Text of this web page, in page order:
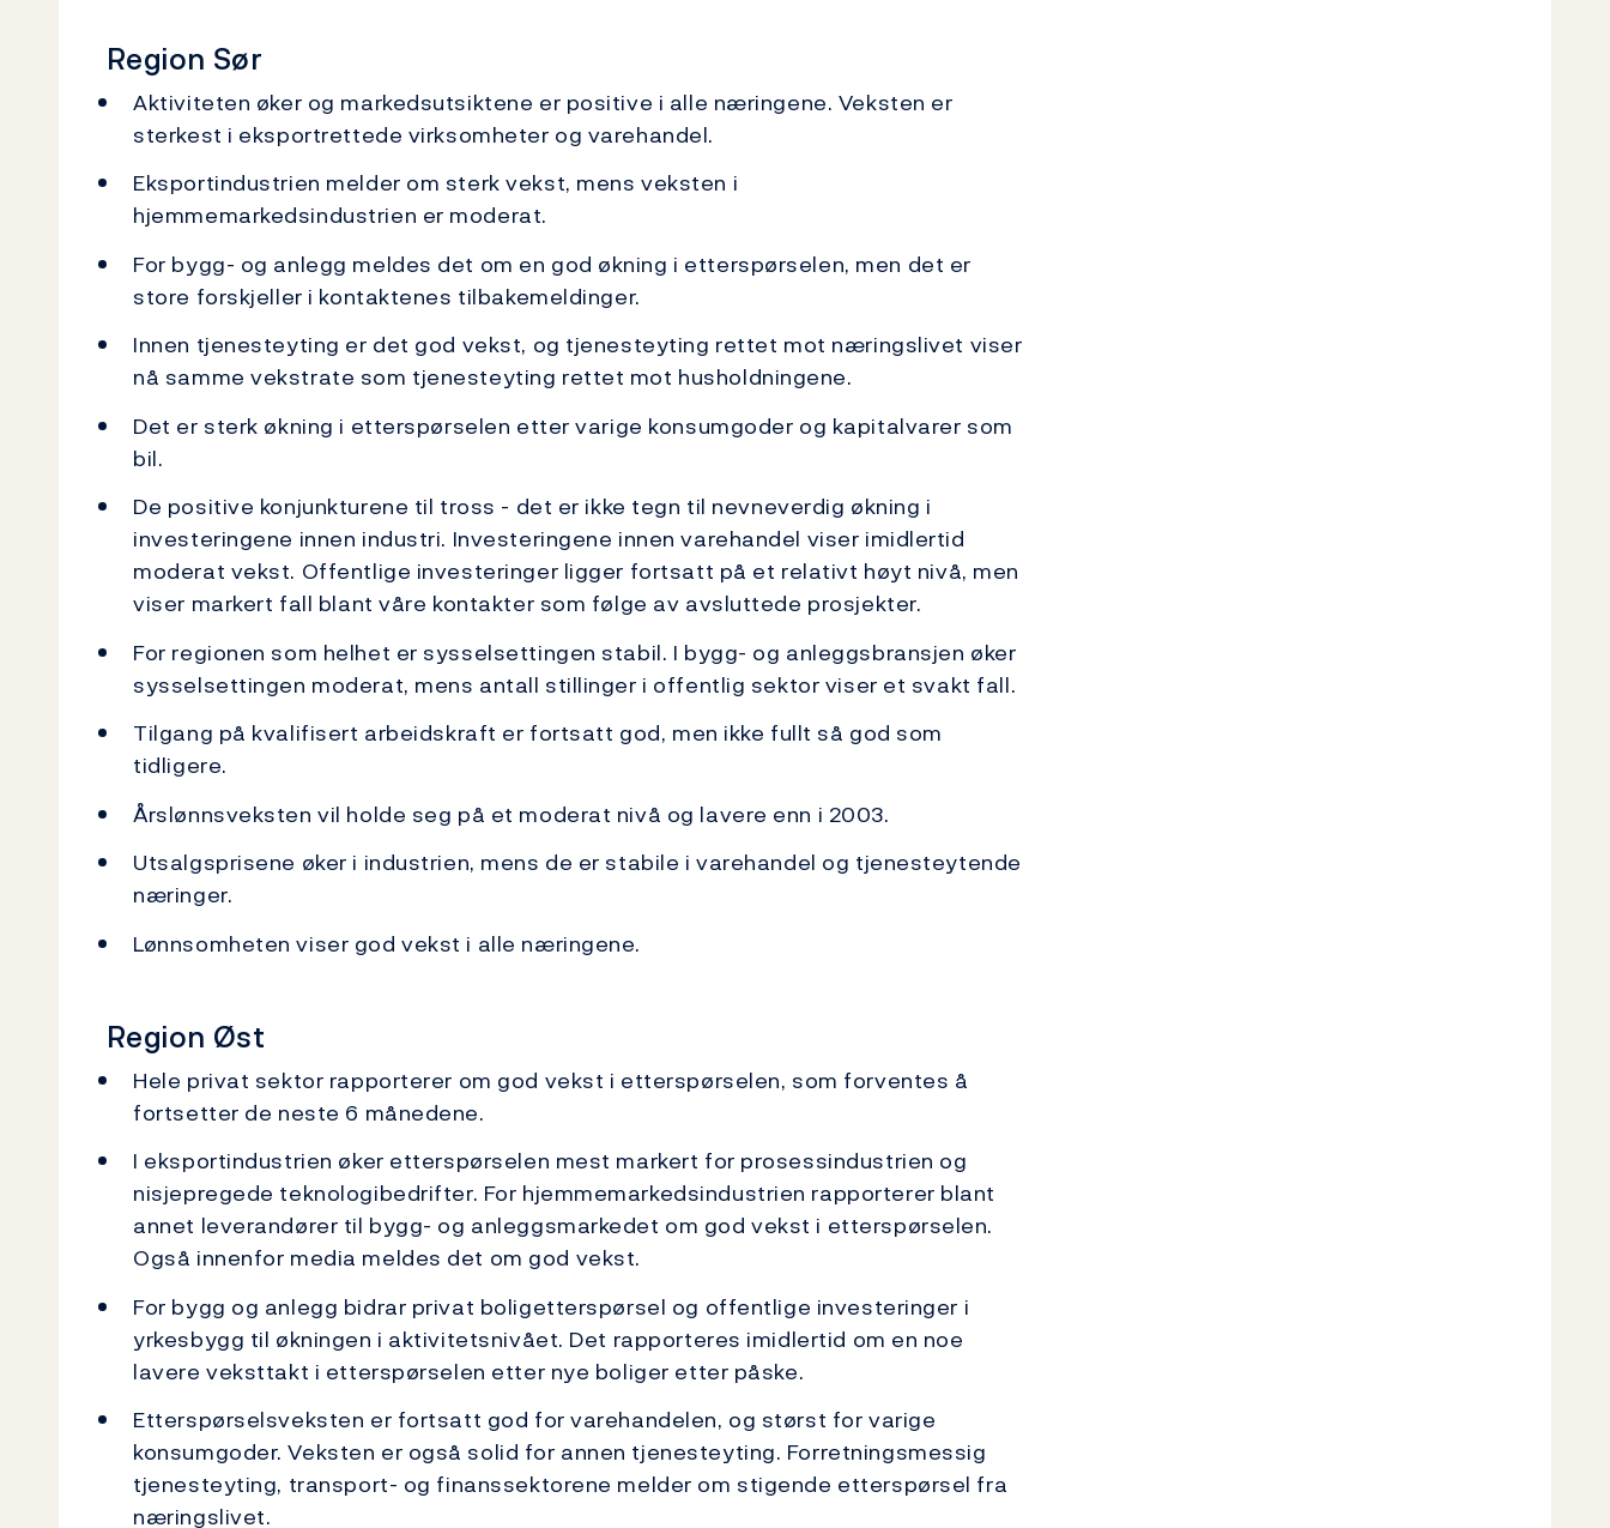
Region Sør
Aktiviteten øker og markedsutsiktene er positive i alle næringene. Veksten er
sterkest i eksportrettede virksomheter og varehandel.
Eksportindustrien melder om sterk vekst, mens veksten i
hjemmemarkedsindustrien er moderat.
For bygg- og anlegg meldes det om en god økning i etterspørselen, men det er
store forskjeller i kontaktenes tilbakemeldinger.
Innen tjenesteyting er det god vekst, og tjenesteyting rettet mot næringslivet viser
nå samme vekstrate som tjenesteyting rettet mot husholdningene.
Det er sterk økning i etterspørselen etter varige konsumgoder og kapitalvarer som
bil.
De positive konjunkturene til tross - det er ikke tegn til nevneverdig økning i
investeringene innen industri. Investeringene innen varehandel viser imidlertid
moderat vekst. Offentlige investeringer ligger fortsatt på et relativt høyt nivå, men
viser markert fall blant våre kontakter som følge av avsluttede prosjekter.
For regionen som helhet er sysselsettingen stabil. I bygg- og anleggsbransjen øker
sysselsettingen moderat, mens antall stillinger i offentlig sektor viser et svakt fall.
Tilgang på kvalifisert arbeidskraft er fortsatt god, men ikke fullt så god som
tidligere.
Årslønnsveksten vil holde seg på et moderat nivå og lavere enn i 2003.
Utsalgsprisene øker i industrien, mens de er stabile i varehandel og tjenesteytende
næringer.
Lønnsomheten viser god vekst i alle næringene.
Region Øst
Hele privat sektor rapporterer om god vekst i etterspørselen, som forventes å
fortsetter de neste 6 månedene.
I eksportindustrien øker etterspørselen mest markert for prosessindustrien og
nisjepregede teknologibedrifter. For hjemmemarkedsindustrien rapporterer blant
annet leverandører til bygg- og anleggsmarkedet om god vekst i etterspørselen.
Også innenfor media meldes det om god vekst.
For bygg og anlegg bidrar privat boligetterspørsel og offentlige investeringer i
yrkesbygg til økningen i aktivitetsnivået. Det rapporteres imidlertid om en noe
lavere veksttakt i etterspørselen etter nye boliger etter påske.
Etterspørselsveksten er fortsatt god for varehandelen, og størst for varige
konsumgoder. Veksten er også solid for annen tjenesteyting. Forretningsmessig
tjenesteyting, transport- og finanssektorene melder om stigende etterspørsel fra
næringslivet.